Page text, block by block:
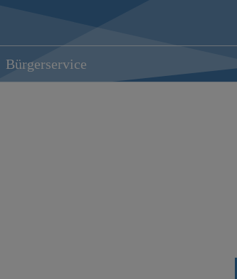
Bürgerservice